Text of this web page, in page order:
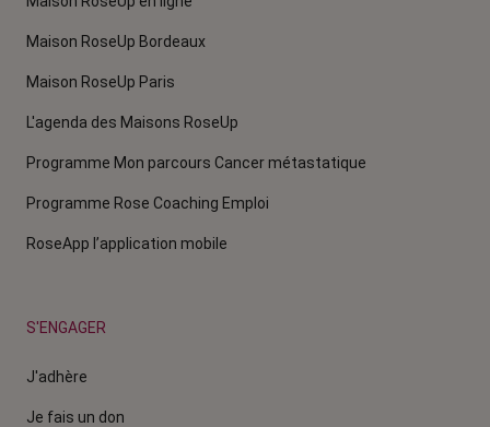
Maison RoseUp Bordeaux
Maison RoseUp Paris
L'agenda des Maisons RoseUp
Programme Mon parcours Cancer métastatique
Programme Rose Coaching Emploi
RoseApp l’application mobile
S'ENGAGER
J'adhère
Je fais un don